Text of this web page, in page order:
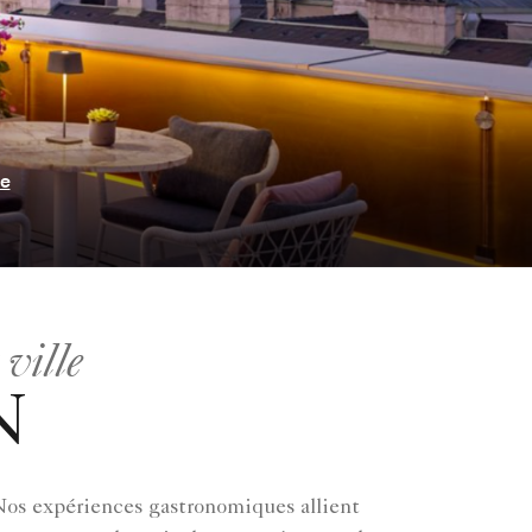
ville
expériences gastronomiques allient